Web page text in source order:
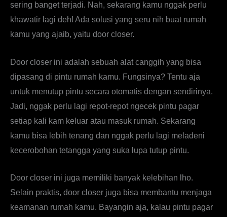
sering banget terjadi. Nah, sekarang kamu nggak perlu
khawatir lagi deh! Ada solusi yang seru nih buat rumah
kamu yang ajaib, yaitu door closer.
Door closer ini adalah sebuah alat canggih yang bisa
dipasang di pintu rumah kamu. Fungsinya? Tentu aja
untuk menutup pintu secara otomatis dengan sendirinya.
Jadi, nggak perlu lagi repot-repot ngecek pintu pagar
setiap kali kam keluar atau masuk rumah. Sekarang
kamu bisa lebih tenang dan nggak perlu lagi meladeni
kecerobohan tetangga yang suka lupa tutup pintu.
Door closer ini juga memiliki banyak kelebihan lho.
Selain praktis, door closer juga bisa membantu menjaga
keamanan rumah kamu. Bayangin aja, kalau pintu pagar